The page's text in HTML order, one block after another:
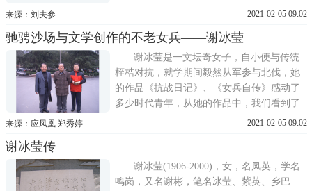
为北方左联首创人之一。曾两度留学日本。
地服务团。1946年起从事主编报刊工作，
1948年任聘台湾师范大学教授，1971年退休
后去美国旧金山定居。半个多世纪
来源：刘夫参 2021-02-05 09:02
驰骋沙场与文学创作的不老女兵——谢冰莹
谢冰莹是一文坛奇女子，自小便与传统
桎梏对抗，就学期间毅然从军参与北伐，她
的作品《抗战日记》、《女兵自传》感动了
多少时代青年，从她的作品中，我们看到了
女性的坚毅以及历史的悲剧。一、与众不同
的举人，因记忆力好，在乡里间人称「康熙
字典」，谢冰莹承其
来源：应凤凰 郑秀婷 2021-02-05 09:02
谢冰莹传
谢冰莹(1906-2000)，女，名凤英，学名
鸣岗，又名谢彬，笔名冰莹、紫英、乡巴